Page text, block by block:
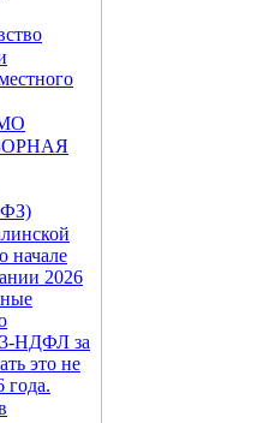
начале
2026
3-НДФЛ за
это не
года.